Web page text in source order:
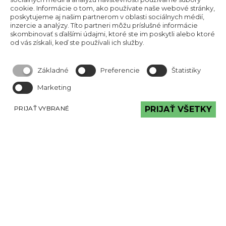
Reklamačný poriadok
Reklamačný protokol
cookie. Informácie o tom, ako používate naše webové stránky,
poskytujeme aj našim partnerom v oblasti sociálnych médií,
inzercie a analýzy. Títo partneri môžu príslušné informácie
skombinovať s ďalšími údajmi, ktoré ste im poskytli alebo ktoré
od vás získali, keď ste používali ich služby.
Základné Preferencie Štatistiky
Marketing
PRIJAŤ VYBRANÉ PRIJAŤ VŠETKY